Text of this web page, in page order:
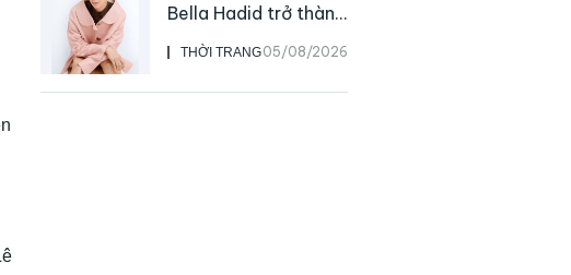
THỜI TRANG05/08/2026
Bella Hadid trở thành
Đại sứ Toàn cầu của
Prada Beauty,
CHANEL mua lại